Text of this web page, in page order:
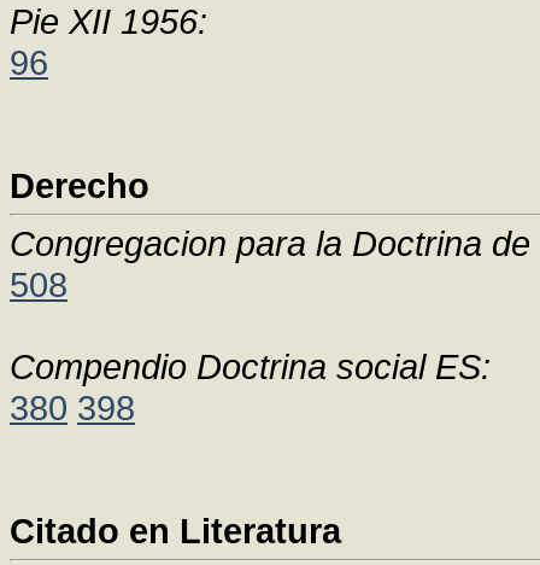
Pie XII 1956:
96
Derecho
Congregacion para la Doctrina de
508
Compendio Doctrina social ES:
380 398
Citado en Literatura